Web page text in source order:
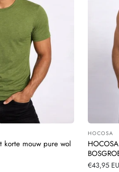
korte mouw pure wol
Leverancier:
HOCOSA
Normale
€43,95